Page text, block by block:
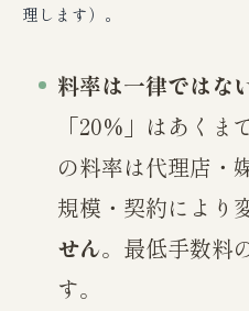
理します）。
料率は一律ではな
「20%」はあくま
の料率は代理店・
規模・契約により
せん。最低手数料
す。